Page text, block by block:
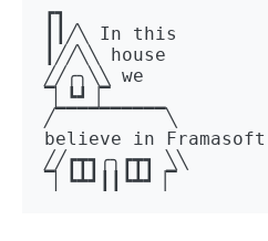
┏┓
┃┃╱╲ In this
┃╱╱╲╲ house
╱╱╭╮╲╲ we
▔▏┗┛▕▔
╱▔▔▔▔▔▔▔▔▔▔╲
believe in Framasoft
╱╱┏┳┓╭╮┏┳┓ ╲╲
▔▏┗┻┛┃┃┗┻┛▕▔